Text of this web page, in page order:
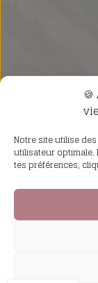
Notre site utilise
utilisateur
tes préférences,